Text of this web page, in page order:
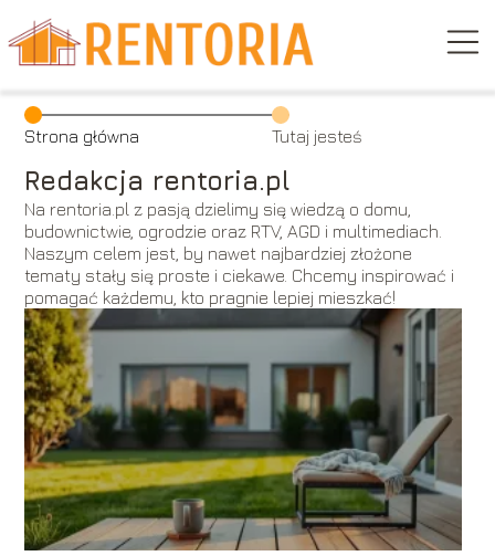
Strona główna Tutaj jesteś
Redakcja rentoria.pl
Na rentoria.pl z pasją dzielimy się wiedzą o domu,
budownictwie, ogrodzie oraz RTV, AGD i multimediach.
Naszym celem jest, by nawet najbardziej złożone
tematy stały się proste i ciekawe. Chcemy inspirować i
pomagać każdemu, kto pragnie lepiej mieszkać!